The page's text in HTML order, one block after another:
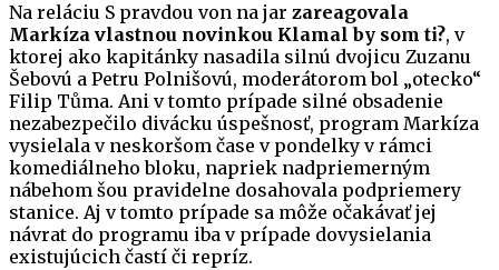
Na reláciu S pravdou von na jar zareagovala
Markíza vlastnou novinkou Klamal by som ti?, v
ktorej ako kapitánky nasadila silnú dvojicu Zuzanu
Šebovú a Petru Polnišovú, moderátorom bol „otecko“
Filip Tůma. Ani v tomto prípade silné obsadenie
nezabezpečilo divácku úspešnosť, program Markíza
vysielala v neskoršom čase v pondelky v rámci
komediálneho bloku, napriek nadpriemerným
nábehom šou pravidelne dosahovala podpriemery
stanice. Aj v tomto prípade sa môže očakávať jej
návrat do programu iba v prípade dovysielania
existujúcich častí či repríz.